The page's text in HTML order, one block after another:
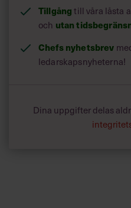
Tillgång till våra låsta
och utan
Chefs nyhetsbrev
ledarskapsnyheterna!
Dina uppgifter delas